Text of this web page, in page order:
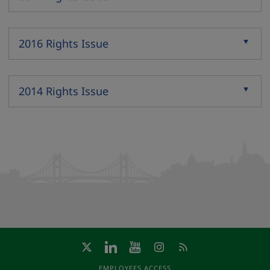
Expand
2016 Rights Issue
Expand
2014 Rights Issue
Expand
EMPLOYEES ACCESS